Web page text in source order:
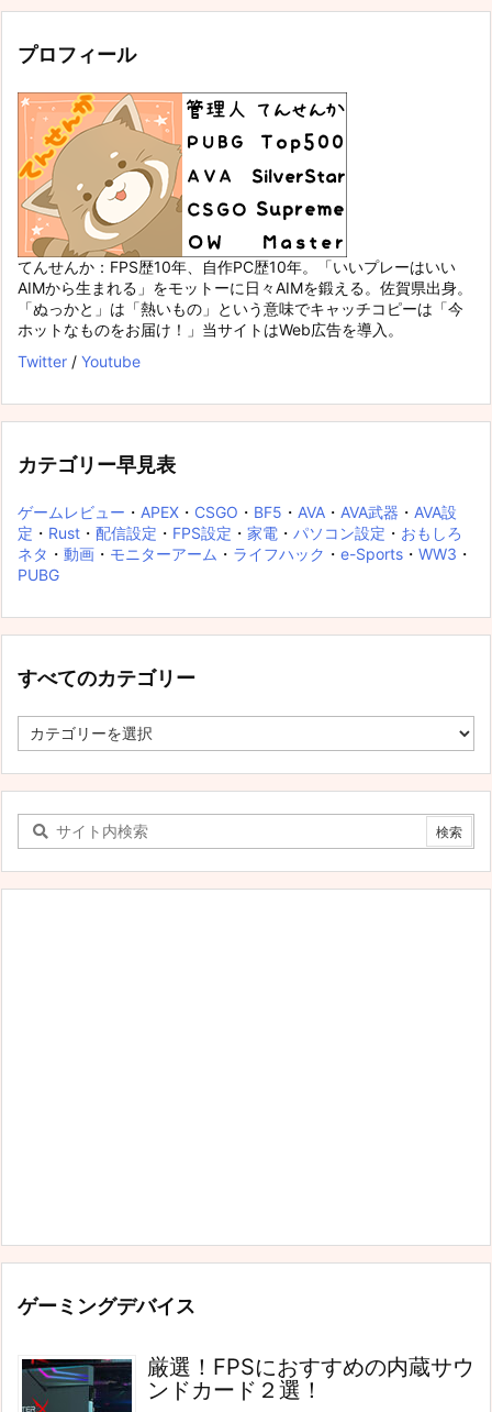
プロフィール
てんせんか：FPS歴10年、自作PC歴10年。「いいプレーはいい
AIMから生まれる」をモットーに日々AIMを鍛える。佐賀県出身。
「ぬっかと」は「熱いもの」という意味でキャッチコピーは「今
ホットなものをお届け！」当サイトはWeb広告を導入。
Twitter / Youtube
カテゴリー早見表
ゲームレビュー ・ APEX ・ CSGO ・ BF5 ・ AVA ・ AVA武器 ・ AVA設
定 ・ Rust ・ 配信設定 ・ FPS設定 ・ 家電 ・ パソコン設定 ・ おもしろ
ネタ ・ 動画 ・ モニターアーム ・ ライフハック ・ e-Sports ・ WW3 ・
PUBG
すべてのカテゴリー
べ
の
ゴ
リ
ー
ゲーミングデバイス
厳選！FPSにおすすめの内蔵サウ
ンドカード２選！